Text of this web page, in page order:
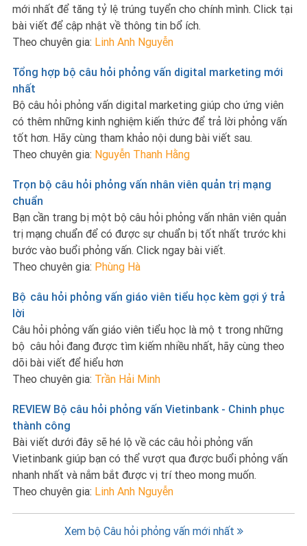
mới nhất để tăng tỷ lệ trúng tuyển cho chính mình. Click tại
bài viết để cập nhật về thông tin bổ ích.
Theo chuyên gia: Linh Anh Nguyễn
Tổng hợp bộ câu hỏi phỏng vấn digital marketing mới
nhất
Bộ câu hỏi phỏng vấn digital marketing giúp cho ứng viên
có thêm những kinh nghiệm kiến thức để trả lời phỏng vấn
tốt hơn. Hãy cùng tham khảo nội dung bài viết sau.
Theo chuyên gia: Nguyễn Thanh Hằng
Trọn bộ câu hỏi phỏng vấn nhân viên quản trị mạng
chuẩn
Bạn cần trang bị một bộ câu hỏi phỏng vấn nhân viên quản
trị mạng chuẩn để có được sự chuẩn bị tốt nhất trước khi
bước vào buổi phỏng vấn. Click ngay bài viết.
Theo chuyên gia: Phùng Hà
Bộ câu hỏi phỏng vấn giáo viên tiểu học kèm gợi ý trả
lời
Câu hỏi phỏng vấn giáo viên tiểu học là một trong những
bộ câu hỏi đang được tìm kiếm nhiều nhất, hãy cùng theo
dõi bài viết để hiểu hơn
Theo chuyên gia: Trần Hải Minh
REVIEW Bộ câu hỏi phỏng vấn Vietinbank - Chinh phục
thành công
Bài viết dưới đây sẽ hé lộ về các câu hỏi phỏng vấn
Vietinbank giúp bạn có thể vượt qua được buổi phỏng vấn
nhanh nhất và nắm bắt được vị trí theo mong muốn.
Theo chuyên gia: Linh Anh Nguyễn
Xem bộ Câu hỏi phỏng vấn mới nhất